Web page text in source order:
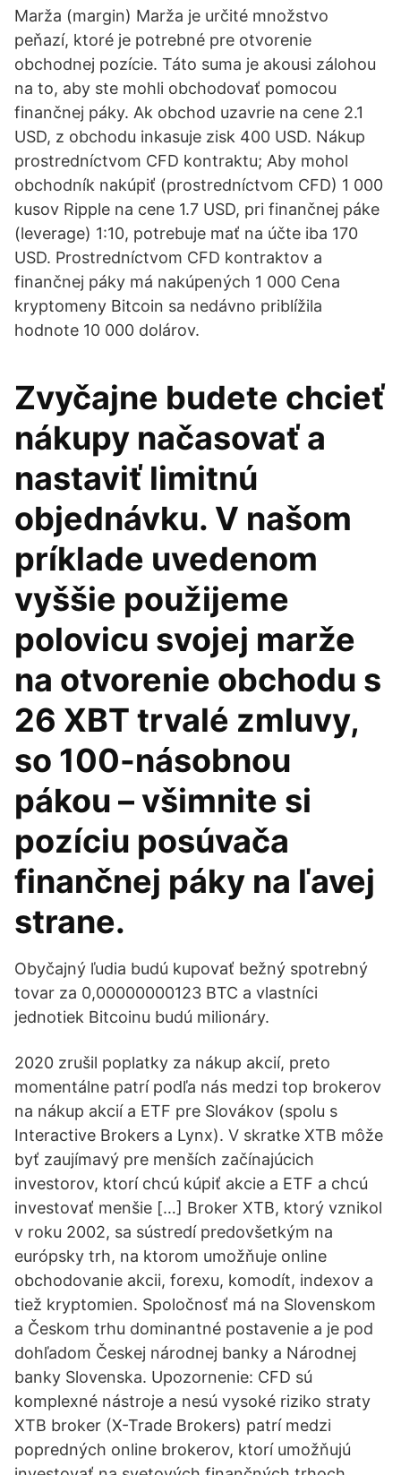
Marža (margin) Marža je určité množstvo
peňazí, ktoré je potrebné pre otvorenie
obchodnej pozície. Táto suma je akousi zálohou
na to, aby ste mohli obchodovať pomocou
finančnej páky. Ak obchod uzavrie na cene 2.1
USD, z obchodu inkasuje zisk 400 USD. Nákup
prostredníctvom CFD kontraktu; Aby mohol
obchodník nakúpiť (prostredníctvom CFD) 1 000
kusov Ripple na cene 1.7 USD, pri finančnej páke
(leverage) 1:10, potrebuje mať na účte iba 170
USD. Prostredníctvom CFD kontraktov a
finančnej páky má nakúpených 1 000 Cena
kryptomeny Bitcoin sa nedávno priblížila
hodnote 10 000 dolárov.
Zvyčajne budete chcieť
nákupy načasovať a
nastaviť limitnú
objednávku. V našom
príklade uvedenom
vyššie použijeme
polovicu svojej marže
na otvorenie obchodu s
26 XBT trvalé zmluvy,
so 100-násobnou
pákou – všimnite si
pozíciu posúvača
finančnej páky na ľavej
strane.
Obyčajný ľudia budú kupovať bežný spotrebný
tovar za 0,00000000123 BTC a vlastníci
jednotiek Bitcoinu budú milionáry.
2020 zrušil poplatky za nákup akcií, preto
momentálne patrí podľa nás medzi top brokerov
na nákup akcií a ETF pre Slovákov (spolu s
Interactive Brokers a Lynx). V skratke XTB môže
byť zaujímavý pre menších začínajúcich
investorov, ktorí chcú kúpiť akcie a ETF a chcú
investovať menšie […] Broker XTB, ktorý vznikol
v roku 2002, sa sústredí predovšetkým na
európsky trh, na ktorom umožňuje online
obchodovanie akcii, forexu, komodít, indexov a
tiež kryptomien. Spoločnosť má na Slovenskom
a Českom trhu dominantné postavenie a je pod
dohľadom Českej národnej banky a Národnej
banky Slovenska. Upozornenie: CFD sú
komplexné nástroje a nesú vysoké riziko straty
XTB broker (X-Trade Brokers) patrí medzi
popredných online brokerov, ktorí umožňujú